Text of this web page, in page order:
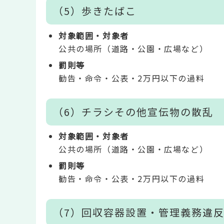
（5）歩きたばこ
対象範囲・対象者
公共の場所（道路・公園・広場など）
罰則等
勧告・命令・公表・2万円以下の過料
（6）チラシその他宣伝物の散乱
対象範囲・対象者
公共の場所（道路・公園・広場など）
罰則等
勧告・命令・公表・2万円以下の過料
（7）回収容器設置・管理義務違反